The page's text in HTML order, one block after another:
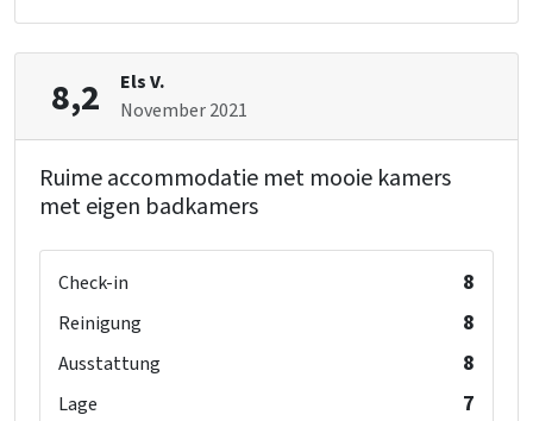
Keuken
Kühlschrank
Anzahl der Kochplatten
Art des Herds: Gas
Küchenboden: Anders
Backofen
Gefrierschrank
Geschirrspüler
Mikrowelle
Bett: 22
Schlafzimmer: 6
8,2
Els V.
November 2021
Ruime accommodatie met mooie kamers
met eigen badkamers
Check-in 8
Reinigung 8
Ausstattung 8
Lage 7